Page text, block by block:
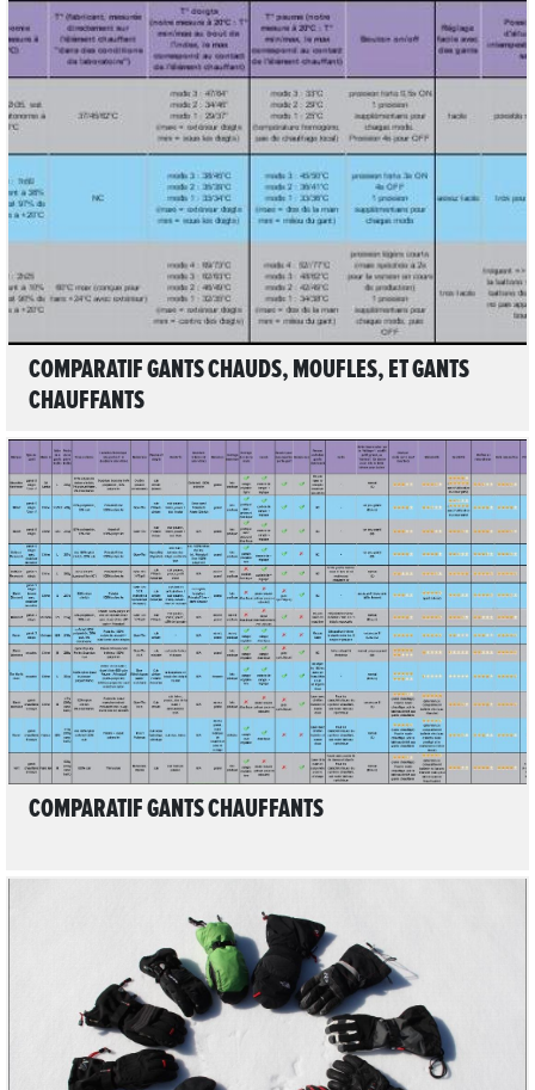
3
LIRE L'ARTICLE
COMPARATIF GANTS CHAUDS, MOUFLES, ET GANTS
CHAUFFANTS
LIRE L'ARTICLE
COMPARATIF GANTS CHAUFFANTS
LIRE L'ARTICLE